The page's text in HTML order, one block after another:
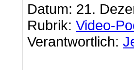
Datum: 21.
Rubrik:Video-
Verantwortlich: